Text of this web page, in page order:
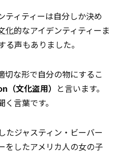
ティティーは自分しか決め
化的なアイデンティティーま
声もありました。
切な形で自分の物にするこ
文化盗用） と言います。
言葉です。
たジャスティン・ビーバー
をしたアメリカ人の女の子